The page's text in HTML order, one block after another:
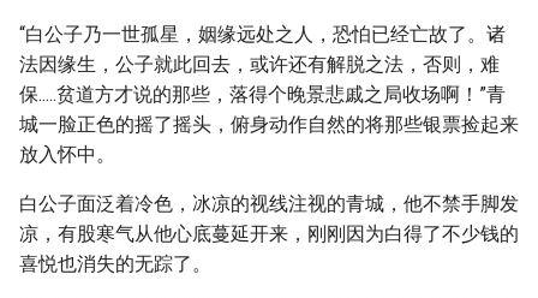
“白公子乃一世孤星，姻缘远处之人，恐怕已经亡故了。诸
法因缘生，公子就此回去，或许还有解脱之法，否则，难
保.....贫道方才说的那些，落得个晚景悲戚之局收场啊！”青
城一脸正色的摇了摇头，俯身动作自然的将那些银票捡起来
放入怀中。
白公子面泛着冷色，冰凉的视线注视的青城，他不禁手脚发
凉，有股寒气从他心底蔓延开来，刚刚因为白得了不少钱的
喜悦也消失的无踪了。